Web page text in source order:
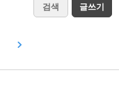
검색 글쓰기